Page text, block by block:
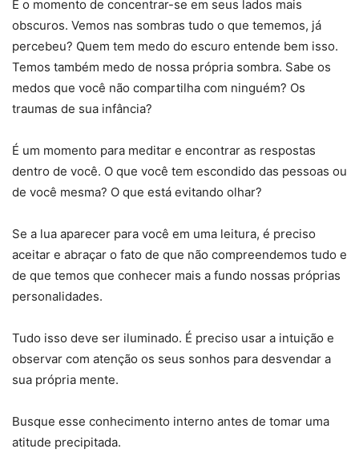
É o momento de concentrar-se em seus lados mais
obscuros. Vemos nas sombras tudo o que tememos, já
percebeu? Quem tem medo do escuro entende bem isso.
Temos também medo de nossa própria sombra. Sabe os
medos que você não compartilha com ninguém? Os
traumas de sua infância?
É um momento para meditar e encontrar as respostas
dentro de você. O que você tem escondido das pessoas ou
de você mesma? O que está evitando olhar?
Se a lua aparecer para você em uma leitura, é preciso
aceitar e abraçar o fato de que não compreendemos tudo e
de que temos que conhecer mais a fundo nossas próprias
personalidades.
Tudo isso deve ser iluminado. É preciso usar a intuição e
observar com atenção os seus sonhos para desvendar a
sua própria mente.
Busque esse conhecimento interno antes de tomar uma
atitude precipitada.